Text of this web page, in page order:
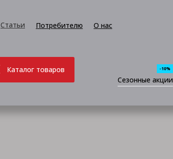
Статьи Потребителю О нас
Каталог товаров
Сезонные акции
-10%